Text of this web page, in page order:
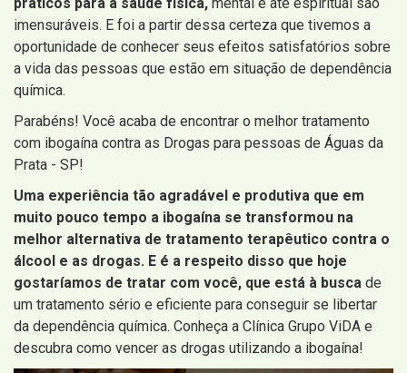
práticos para a saúde física, mental e até espiritual são
imensuráveis. E foi a partir dessa certeza que tivemos a
oportunidade de conhecer seus efeitos satisfatórios sobre
a vida das pessoas que estão em situação de dependência
química.
Parabéns! Você acaba de encontrar o melhor tratamento
com ibogaína contra as Drogas para pessoas de Águas da
Prata - SP!
Uma experiência tão agradável e produtiva que em
muito pouco tempo a ibogaína se transformou na
melhor alternativa de tratamento terapêutico contra o
álcool e as drogas. E é a respeito disso que hoje
gostaríamos de tratar com você, que está à busca de
um tratamento sério e eficiente para conseguir se libertar
da dependência química. Conheça a Clínica Grupo ViDA e
descubra como vencer as drogas utilizando a ibogaína!